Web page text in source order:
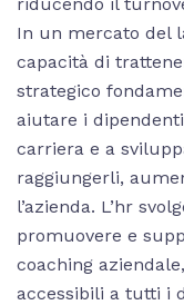
In un mercato del
capacità di
strategico
aiutare i
carriera e a
raggiungerli,
l’azienda. L’hr
promuovere e
coaching
accessibili a tutti i